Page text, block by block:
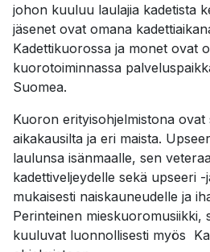
johon kuuluu laulajia kadetista
jäsenet ovat omana
Kadettikuorossa ja monet ovat
kuorotoiminnassa
Suomea.
Kuoron erityisohjelmistona ovat
aikakausilta ja eri maista.
laulunsa isänmaalle, sen
kadettiveljeydelle sekä upseeri
mukaisesti naiskauneudelle ja
Perinteinen mieskuoromusiikki,
kuuluvat luonnollisesti myös